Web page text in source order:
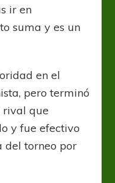
ir en
suma y es un
en el
pero terminó
rival que
y fue efectivo
del torneo por